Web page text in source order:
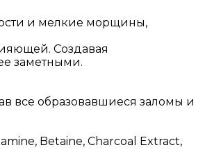
и мелкие морщины,
Создавая
заметными.
все образовавшиеся заломы и
Betaine, Charcoal Extract,